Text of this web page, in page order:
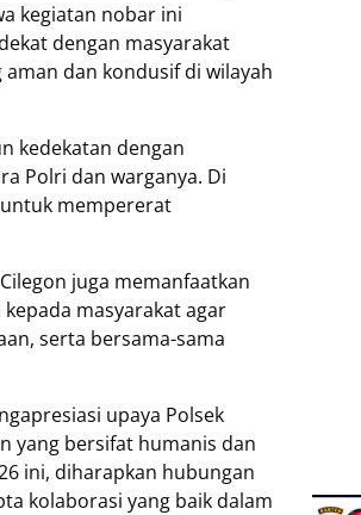
kegiatan nobar ini
dengan masyarakat
dan kondusif di wilayah
kedekatan dengan
Polri dan warganya. Di
mempererat
juga memanfaatkan
masyarakat agar
serta bersama-sama
upaya Polsek
yang bersifat humanis dan
ini, diharapkan hubungan
kolaborasi yang baik dalam